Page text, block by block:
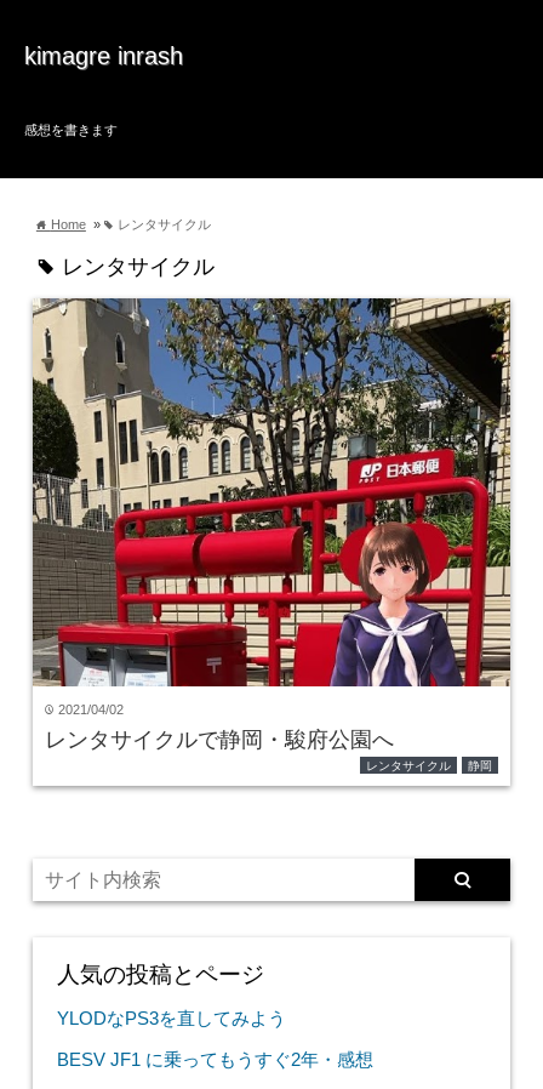
kimagre inrash
感想を書きます
home Home » tag レンタサイクル
tag レンタサイクル
time 2021/04/02
レンタサイクルで静岡・駿府公園へ
レンタサイクル 静岡
人気の投稿とページ
YLODなPS3を直してみよう
BESV JF1 に乗ってもうすぐ2年・感想